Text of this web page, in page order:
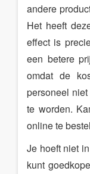
andere
Het heeft
effect is
een betere
omdat de
personeel
te worden.
online te
Je hoeft niet
kunt